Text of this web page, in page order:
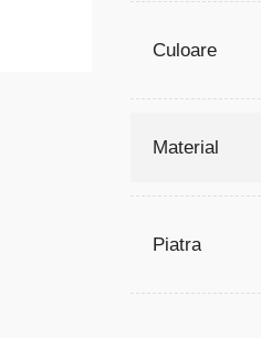
Culoare
Material
Piatra